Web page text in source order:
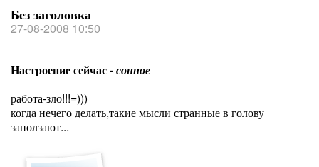
Без заголовка
27-08-2008 10:50
Настроение сейчас -сонное
работа-зло!!!=)))
когда нечего делать,такие мысли странные в голову
заползают...